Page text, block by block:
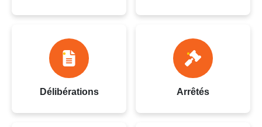
Délibérations Arrêtés